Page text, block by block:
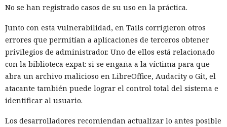
No se han registrado casos de su uso en la práctica.
Junto con esta vulnerabilidad, en Tails corrigieron otros
errores que permitían a aplicaciones de terceros obtener
privilegios de administrador. Uno de ellos está relacionado
con la biblioteca expat: si se engaña a la víctima para que
abra un archivo malicioso en LibreOffice, Audacity o Git, el
atacante también puede lograr el control total del sistema e
identificar al usuario.
Los desarrolladores recomiendan actualizar lo antes posible